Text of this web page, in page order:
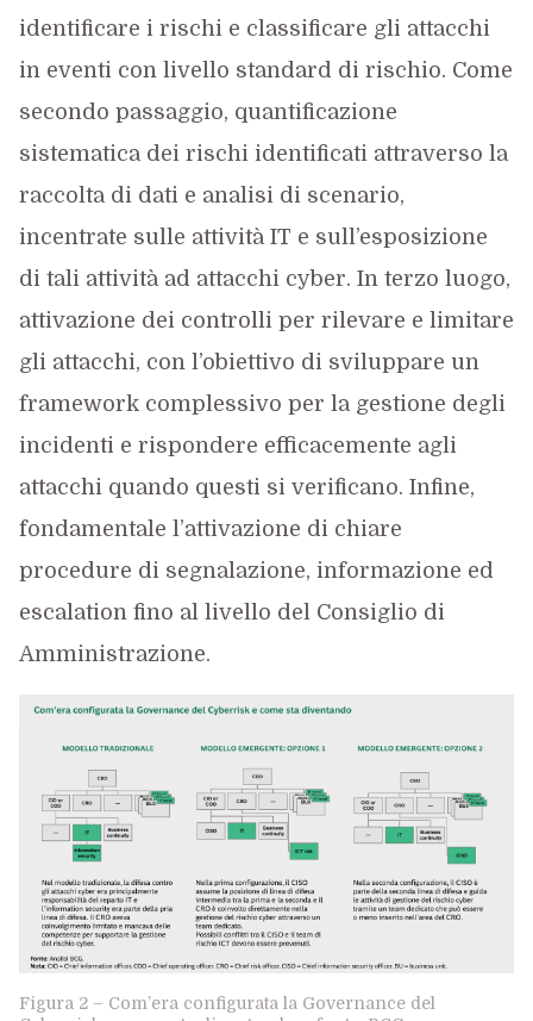
identificare i rischi e classificare gli attacchi
in eventi con livello standard di rischio. Come
secondo passaggio, quantificazione
sistematica dei rischi identificati attraverso la
raccolta di dati e analisi di scenario,
incentrate sulle attività IT e sull’esposizione
di tali attività ad attacchi cyber. In terzo luogo,
attivazione dei controlli per rilevare e limitare
gli attacchi, con l’obiettivo di sviluppare un
framework complessivo per la gestione degli
incidenti e rispondere efficacemente agli
attacchi quando questi si verificano. Infine,
fondamentale l’attivazione di chiare
procedure di segnalazione, informazione ed
escalation fino al livello del Consiglio di
Amministrazione.
Figura 2 – Com’era configurata la Governance del